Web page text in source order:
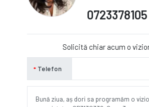
0723378105
Solicită chiar acum o
Telefon